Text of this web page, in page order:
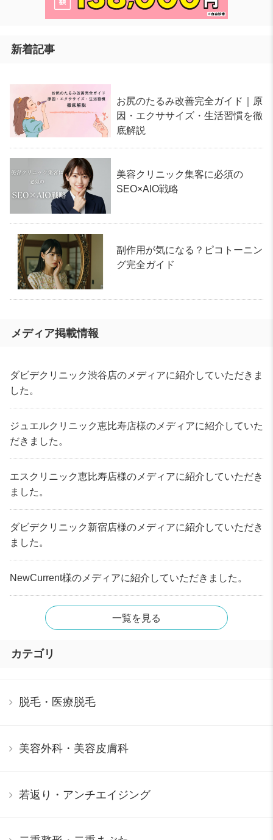
新着記事
お尻のたるみ改善完全ガイド｜原
因・エクササイズ・生活習慣を徹
底解説
美容クリニック集客に必須の
SEO×AIO戦略
副作用が気になる？ピコトーニン
グ完全ガイド
メディア掲載情報
ダビデクリニック渋谷店のメディアに紹介していただきま
した。
ジュエルクリニック恵比寿店様のメディアに紹介していた
だきました。
エスクリニック恵比寿店様のメディアに紹介していただき
ました。
ダビデクリニック新宿店様のメディアに紹介していただき
ました。
NewCurrent様のメディアに紹介していただきました。
一覧を見る
カテゴリ
脱毛・医療脱毛
美容外科・美容皮膚科
若返り・アンチエイジング